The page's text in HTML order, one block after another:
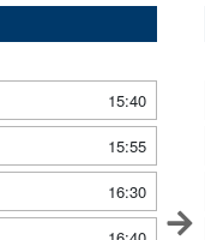
15:40
15:55
16:30